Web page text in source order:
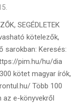
SEGÉDLETEK
kötelezők,
sarokban: Keresés:
pim.hu/hu/dia
kötet magyar írók,
Több 100
az e-könyvekről